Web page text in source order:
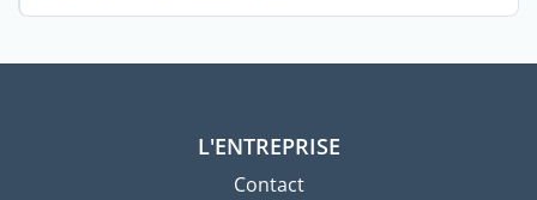
L'ENTREPRISE
Contact